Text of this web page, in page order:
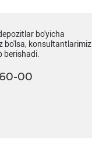
bo'yicha
bo'lsa, konsultantlarimiz
berishadi.
00